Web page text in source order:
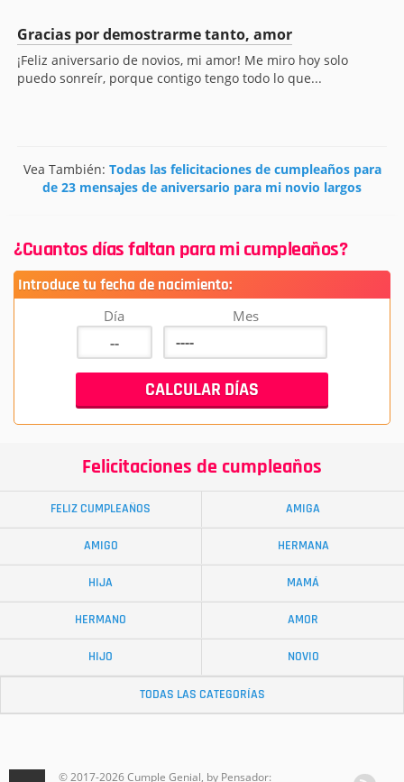
Gracias por demostrarme tanto, amor
¡Feliz aniversario de novios, mi amor! Me miro hoy solo
puedo sonreír, porque contigo tengo todo lo que...
Vea También: Todas las felicitaciones de cumpleaños para
de 23 mensajes de aniversario para mi novio largos
¿Cuantos días faltan para mi cumpleaños?
Introduce tu fecha de nacimiento:
Día Mes
Felicitaciones de cumpleaños
FELIZ CUMPLEAÑOS AMIGA
AMIGO HERMANA
HIJA MAMÁ
HERMANO AMOR
HIJO NOVIO
TODAS LAS CATEGORÍAS
© 2017-2026 Cumple Genial, by Pensador: